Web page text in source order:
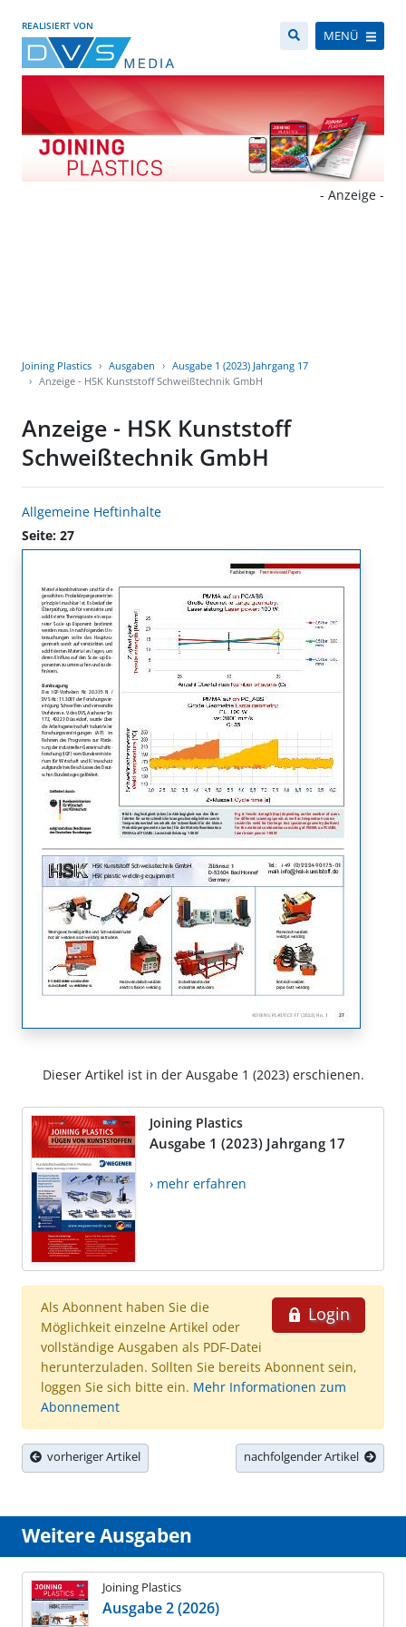
REALISIERT VON
MENÜ
- Anzeige -
Joining Plastics Ausgaben
Ausgabe 1 (2023) Jahrgang 17
Anzeige - HSK Kunststoff Schweißtechnik GmbH
Anzeige - HSK Kunststoff
Schweißtechnik GmbH
Allgemeine Heftinhalte
Seite: 27
Dieser Artikel ist in der Ausgabe 1 (2023) erschienen.
Joining Plastics
Ausgabe 1 (2023) Jahrgang 17
› mehr erfahren
Login
Als Abonnent haben Sie die
Möglichkeit einzelne Artikel oder
vollständige Ausgaben als PDF-Datei
herunterzuladen. Sollten Sie bereits Abonnent sein,
loggen Sie sich bitte ein. Mehr Informationen zum
Abonnement
vorheriger Artikel nachfolgender Artikel
Weitere Ausgaben
Joining Plastics
Ausgabe 2 (2026)